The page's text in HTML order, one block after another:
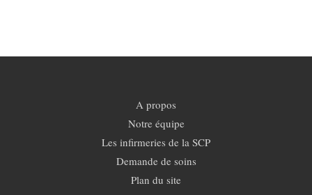
A propos
Notre équipe
Les infirmeries de la SCP
Demande de soins
Plan du site